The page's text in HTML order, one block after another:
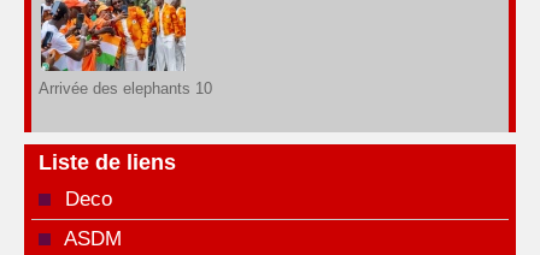
Arrivée des elephants 10
Liste de liens
Deco
ASDM